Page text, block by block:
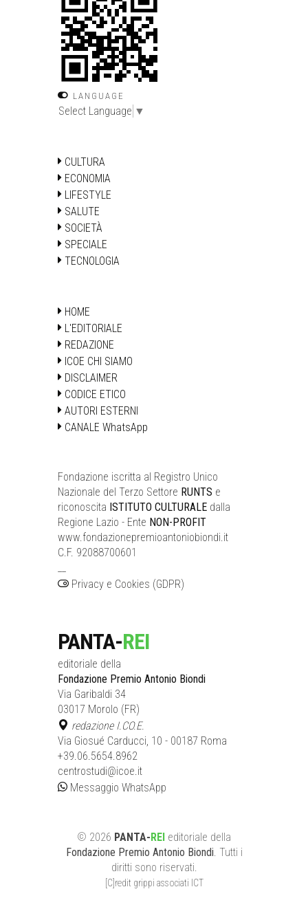
LANGUAGE
Select Language ▼
CULTURA
ECONOMIA
LIFESTYLE
SALUTE
SOCIETÀ
SPECIALE
TECNOLOGIA
HOME
L'EDITORIALE
REDAZIONE
ICOE CHI SIAMO
DISCLAIMER
CODICE ETICO
AUTORI ESTERNI
CANALE WhatsApp
Fondazione iscritta al Registro Unico
Nazionale del Terzo Settore RUNTS e
riconoscita ISTITUTO CULTURALE dalla
Regione Lazio - Ente NON-PROFIT
www.fondazionepremioantoniobiondi.it
C.F. 92088700601
Privacy e Cookies (GDPR)
PANTA-REI
editoriale della
Fondazione Premio Antonio Biondi
Via Garibaldi 34
03017 Morolo (FR)
redazione I.CO.E.
Via Giosué Carducci, 10 - 00187 Roma
+39.06.5654.8962
centrostudi@icoe.it
Messaggio WhatsApp
© 2026 PANTA-REI editoriale della
Fondazione Premio Antonio Biondi . Tutti i
diritti sono riservati.
[C]redit grippi associati ICT